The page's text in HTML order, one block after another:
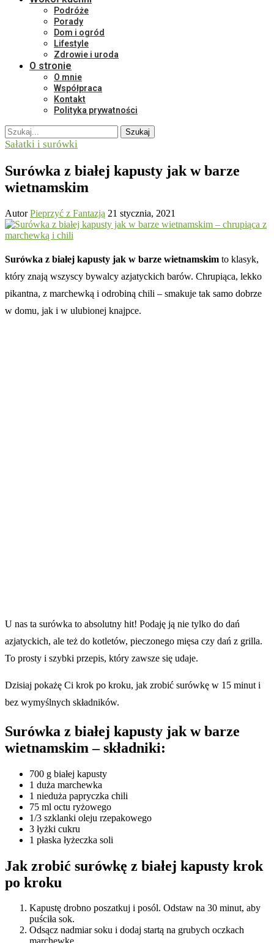
Podróże
Porady
Dom i ogród
Lifestyle
Zdrowie i uroda
O stronie
O mnie
Współpraca
Kontakt
Polityka prywatności
Szukaj
Sałatki i surówki
Surówka z białej kapusty jak w barze
wietnamskim
AutorPieprzyć z Fantazją 21 stycznia, 2021
Surówka z białej kapusty jak w barze wietnamskim to klasyk,
który znają wszyscy bywalcy azjatyckich barów. Chrupiąca, lekko
pikantna, z marchewką i odrobiną chili – smakuje tak samo dobrze
w domu, jak i w ulubionej knajpce.
U nas ta surówka to absolutny hit! Podaję ją nie tylko do dań
azjatyckich, ale też do kotletów, pieczonego mięsa czy dań z grilla.
To prosty i szybki przepis, który zawsze się udaje.
Dzisiaj pokażę Ci krok po kroku, jak zrobić surówkę w 15 minut i
bez wymyślnych składników.
Surówka z białej kapusty jak w barze
wietnamskim – składniki:
700 g białej kapusty
1 duża marchewka
1 nieduża papryczka chili
75 ml octu ryżowego
1/3 szklanki oleju rzepakowego
3 łyżki cukru
1 płaska łyżeczka soli
Jak zrobić surówkę z białej kapusty krok
po kroku
Kapustę drobno poszatkuj i posól. Odstaw na 30 minut, aby
puściła sok.
Odsącz nadmiar soku i dodaj startą na grubych oczkach